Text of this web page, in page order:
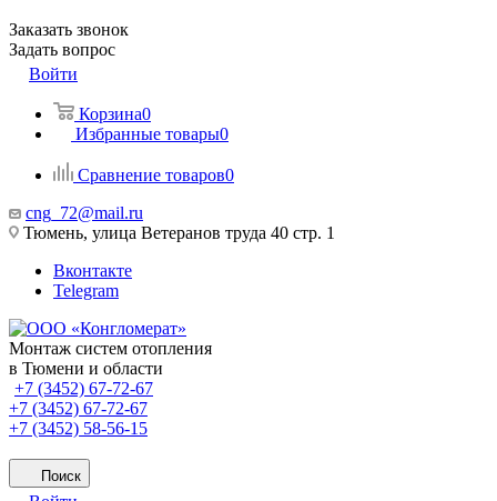
Заказать звонок
Задать вопрос
Войти
Корзина0
Избранные товары0
Сравнение товаров0
cng_72@mail.ru
Тюмень, улица Ветеранов труда 40 стр. 1
Вконтакте
Telegram
Монтаж систем отопления
в Тюмени и области
+7 (3452) 67-72-67
+7 (3452) 67-72-67
+7 (3452) 58-56-15
Поиск